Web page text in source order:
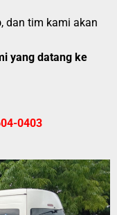
, dan tim kami akan
yang datang ke
0403